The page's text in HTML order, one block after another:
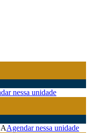
nessa unidade
Agendar nessa unidade